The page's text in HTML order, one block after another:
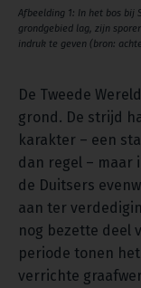
Afbeelding 1: In het bos bij
grondgebied lag, zijn
indruk te geven (bron:
De Tweede
grond. De strijd
karakter – een
dan regel – maar
de Duitsers
aan ter
nog bezette deel
periode tonen
verrichte